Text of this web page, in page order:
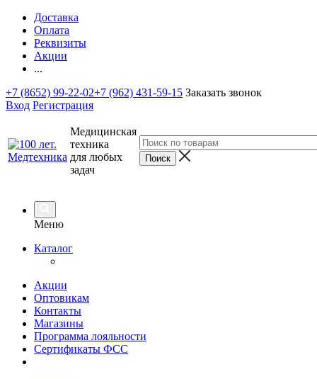
Доставка
Оплата
Реквизиты
Акции
...
+7 (8652) 99-22-02+7 (962) 431-59-15 Заказать звонок
Вход Регистрация
Медицинская
техника
для любых
задач
Меню
Каталог
Акции
Оптовикам
Контакты
Магазины
Программа лояльности
Сертификаты ФСС